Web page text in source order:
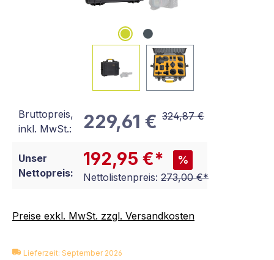
Bruttopreis,
inkl. MwSt.:
229,61 € 324,87 €
Unser
Nettopreis:
192,95 €* %
Nettolistenpreis: 273,00 €*
Preise exkl. MwSt. zzgl. Versandkosten
Lieferzeit: September 2026